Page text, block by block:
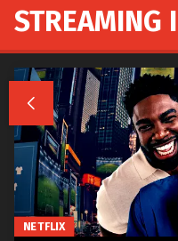
STREAMING

NETFLIX